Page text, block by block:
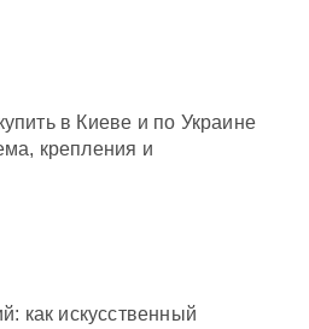
в Киеве и по Украине
крепления и
как искусственный